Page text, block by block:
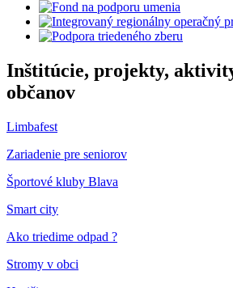
Inštitúcie, projekty,
občanov
Limbafest
Zariadenie pre seniorov
Športové kluby Blava
Smart city
Ako triedime odpad ?
Stromy v obci